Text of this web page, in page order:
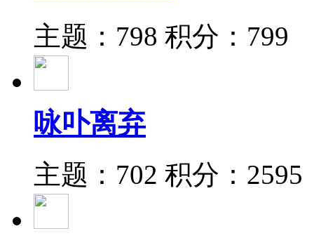
主题：798 积分：799
咏卟离弃
主题：702 积分：2595